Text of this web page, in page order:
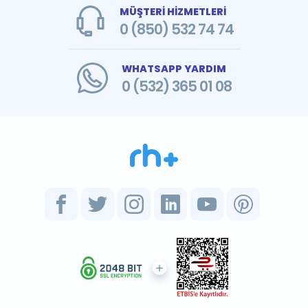
MÜŞTERİ HİZMETLERİ
0 (850) 532 74 74
WHATSAPP YARDIM
0 (532) 365 01 08